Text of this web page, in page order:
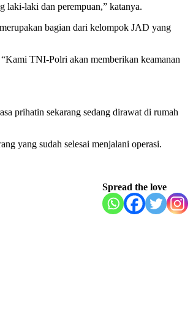
laki-laki dan perempuan,” katanya.
bagian dari kelompok JAD yang
TNI-Polri akan memberikan keamanan
prihatin sekarang sedang dirawat di rumah
yang sudah selesai menjalani operasi.
Spread the love